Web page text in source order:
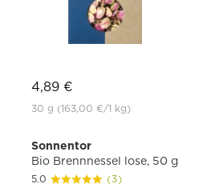
4,89 €
30 g (163,00 €/1 kg)
Sonnentor
Bio Brennnessel lose, 50 g
5.0 (3)